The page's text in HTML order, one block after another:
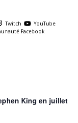
Twitch
YouTube
Facebook
King en juillet